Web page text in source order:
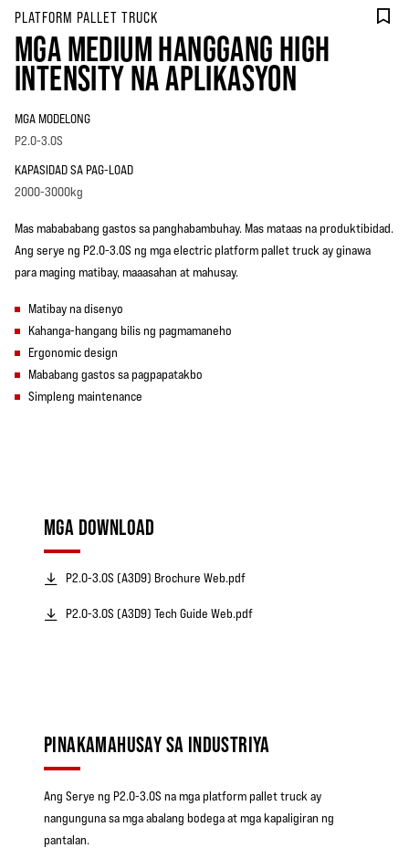
PLATFORM PALLET TRUCK
MGA MEDIUM HANGGANG HIGH
INTENSITY NA APLIKASYON
MGA MODELONG
P2.0-3.0S
KAPASIDAD SA PAG-LOAD
2000-3000kg
Mas mabababang gastos sa panghabambuhay. Mas mataas na produktibidad.
Ang serye ng P2.0-3.0S ng mga electric platform pallet truck ay ginawa
para maging matibay, maaasahan at mahusay.
Matibay na disenyo
Kahanga-hangang bilis ng pagmamaneho
Ergonomic design
Mababang gastos sa pagpapatakbo
Simpleng maintenance
MGA DOWNLOAD
P2.0-3.0S (A3D9) Brochure Web.pdf
P2.0-3.0S (A3D9) Tech Guide Web.pdf
PINAKAMAHUSAY SA INDUSTRIYA
Ang Serye ng P2.0-3.0S na mga platform pallet truck ay
nangunguna sa mga abalang bodega at mga kapaligiran ng
pantalan.